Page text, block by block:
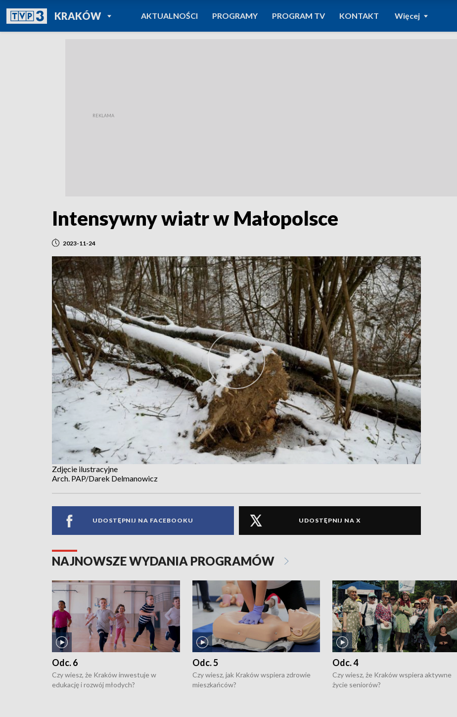
KRAKÓWPOWRÓT DO
TVP REGIONY
AKTUALNOŚCI PROGRAMY PROGRAM TV KONTAKT Więcej
Intensywny wiatr w Małopolsce
2023-11-24
Zdjęcie ilustracyjne
Arch. PAP/Darek Delmanowicz
UDOSTĘPNIJ NA FACEBOOKU UDOSTĘPNIJ NA X
NAJNOWSZE WYDANIA PROGRAMÓW
Odc. 6
Czy wiesz, że Kraków inwestuje w
edukację i rozwój młodych?
Odc. 5
Czy wiesz, jak Kraków wspiera zdrowie
mieszkańców?
Odc. 4
Czy wiesz, że Kraków wspiera aktywne
życie seniorów?